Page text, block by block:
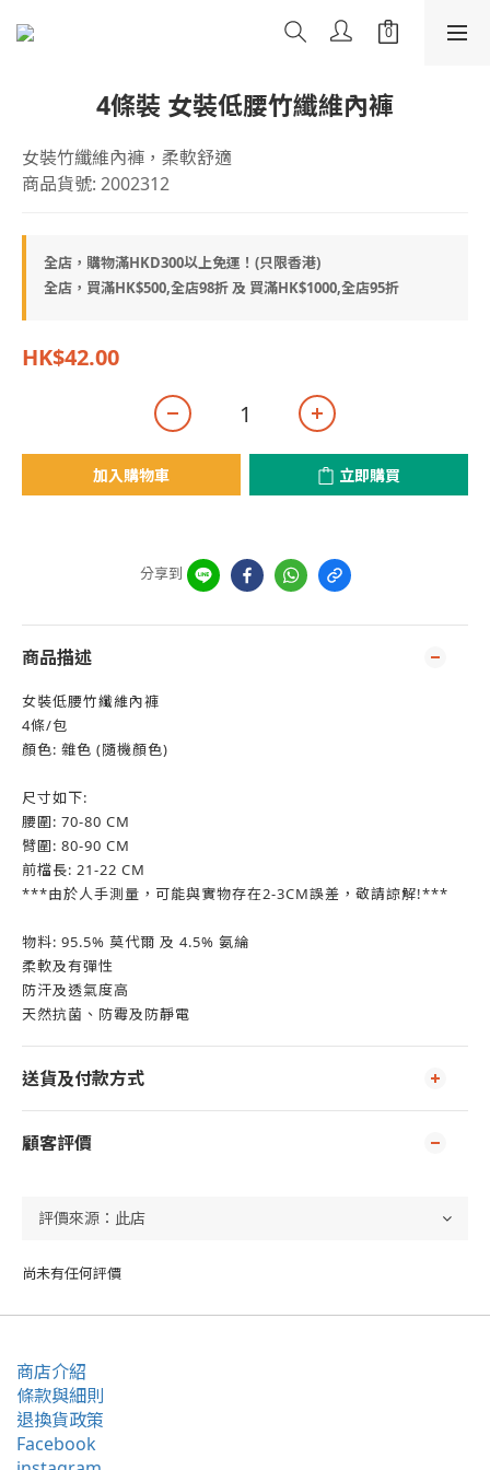
4條裝 女裝低腰竹纖維內褲
女裝竹纖維內褲，柔軟舒適
商品貨號: 2002312
全店，購物滿HKD300以上免運！(只限香港)
全店，買滿HK$500,全店98折 及 買滿HK$1000,全店95折
HK$42.00
加入購物車 立即購買
分享到
商品描述
女裝低腰竹纖維內褲
4條/包
顏色: 雜色 (隨機顏色)
尺寸如下:
腰圍: 70-80 CM
臂圍: 80-90 CM
前檔長: 21-22 CM
***由於人手測量，可能與實物存在2-3CM誤差，敬請諒解!***
物料: 95.5% 莫代爾 及 4.5% 氨綸
柔軟及有彈性
防汗及透氣度高
天然抗菌、防霉及防靜電
送貨及付款方式
顧客評價
尚未有任何評價
商店介紹
條款與細則
退換貨政策
Facebook